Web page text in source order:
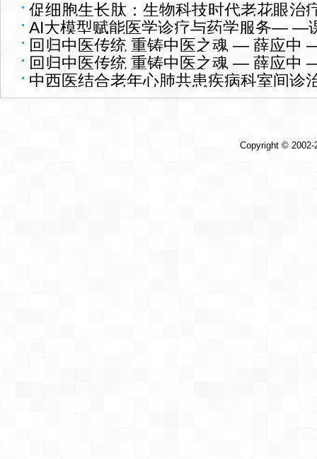
促细胞生长肽：生物科技时代老花眼治
AI大模型赋能医学诊疗与药学服务— —
举办
回归中医传统 重铸中医之魂 — 薛应中
回归中医传统 重铸中医之魂 — 薛应中
中西医结合老年心肺共患疾病科室间诊
Copyright ©